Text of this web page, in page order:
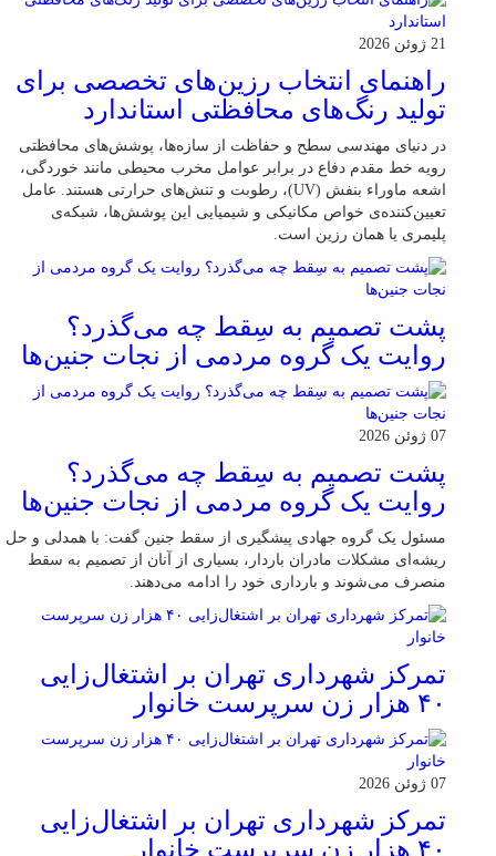
21 ژوئن 2026
راهنمای انتخاب رزین‌های تخصصی برای
تولید رنگ‌های محافظتی استاندارد
در دنیای مهندسی سطح و حفاظت از سازه‌ها، پوشش‌های محافظتی
رویه خط مقدم دفاع در برابر عوامل مخرب محیطی مانند خوردگی،
اشعه ماوراء بنفش (UV)، رطوبت و تنش‌های حرارتی هستند. عامل
تعیین‌کننده‌ی خواص مکانیکی و شیمیایی این پوشش‌ها، شبکه‌ی
پلیمری یا همان رزین است.
پشت تصمیم به سِقط چه می‌گذرد؟
روایت یک گروه مردمی از نجات جنین‌ها
07 ژوئن 2026
پشت تصمیم به سِقط چه می‌گذرد؟
روایت یک گروه مردمی از نجات جنین‌ها
مسئول یک گروه جهادی پیشگیری از سقط جنین گفت: با همدلی و حل
ریشه‌ای مشکلات مادران باردار، بسیاری از آنان از تصمیم به سقط
منصرف می‌شوند و بارداری خود را ادامه می‌دهند.
تمرکز شهرداری تهران بر اشتغال‌زایی
۴۰ هزار زن سرپرست خانوار
07 ژوئن 2026
تمرکز شهرداری تهران بر اشتغال‌زایی
۴۰ هزار زن سرپرست خانوار